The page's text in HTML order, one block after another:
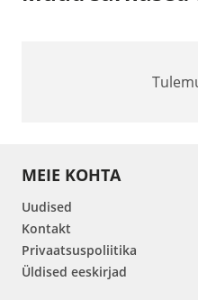
MEIE KOHTA
Uudised
Kontakt
Privaatsuspoliitika
Üldised eeskirjad